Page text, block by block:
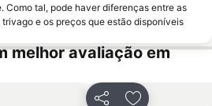
Como tal, pode haver diferenças entre as
e os preços que estão disponíveis
melhor avaliação em